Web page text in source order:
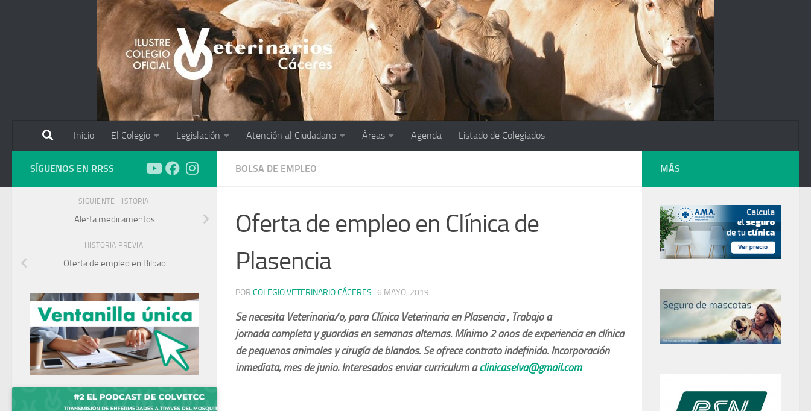
Inicio El Colegio Legislación Atención al Ciudadano Áreas Agenda Listado de Colegiados
BOLSA DE EMPLEO
Oferta de empleo en Clínica de
Plasencia
POR COLEGIO VETERINARIO CÁCERES · 6 MAYO, 2019
Se necesita Veterinaria/o, para Clínica Veterinaria en Plasencia , Trabajo a
jornada completa y guardias en semanas alternas. Mínimo 2 años de experiencia en clínica
de pequeños animales y cirugía de blandos. Se ofrece contrato indefinido. Incorporación
inmediata, mes de junio. Interesados enviar curriculum aclinicaselva@gmail.com
SÍGUENOS EN RRSS
SIGUIENTE HISTORIA
Alerta medicamentos
HISTORIA PREVIA
Oferta de empleo en Bilbao
MÁS